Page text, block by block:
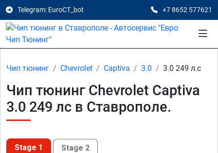
Telegram: EuroCT_bot +7 8652 577621
Чип тюнинг Chevrolet Captiva 3.0 3.0 249 л.с
Чип тюнинг Chevrolet Captiva
3.0 249 лс в Ставрополе.
Stage 1 Stage 2